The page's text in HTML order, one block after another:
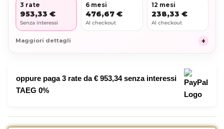
3 rate
953,33 €
Senza interessi
6 mesi
476,67 €
Al checkout
12 mesi
238,33 €
Al checkout
Maggiori dettagli +
oppure paga 3 rate da€ 953,34senza interessi
TAEG 0%